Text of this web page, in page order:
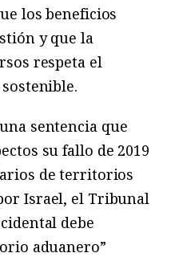
los beneficios
y que la
respeta el
sentencia que
su fallo de 2019
de territorios
Israel, el Tribunal
debe
aduanero”